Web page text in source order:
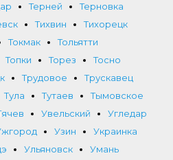
Терней
Терновка
Тихвин
Тихорецк
Токмак
Тольятти
Топки Торез
Тосно
Трудовое
Трускавец
Тула Тутаев
Тымовское
Увельский
Угледар
Узин
Украинка
Ульяновск
Умань